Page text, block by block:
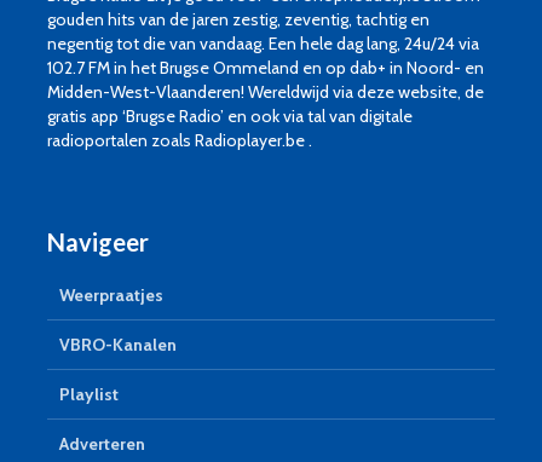
gouden hits van de jaren zestig, zeventig, tachtig en
negentig tot die van vandaag. Een hele dag lang, 24u/24 via
102.7 FM in het Brugse Ommeland en op dab+ in Noord- en
Midden-West-Vlaanderen! Wereldwijd via deze website, de
gratis app ‘Brugse Radio’ en ook via tal van digitale
radioportalen zoals Radioplayer.be .
Navigeer
Weerpraatjes
VBRO-Kanalen
Playlist
Adverteren